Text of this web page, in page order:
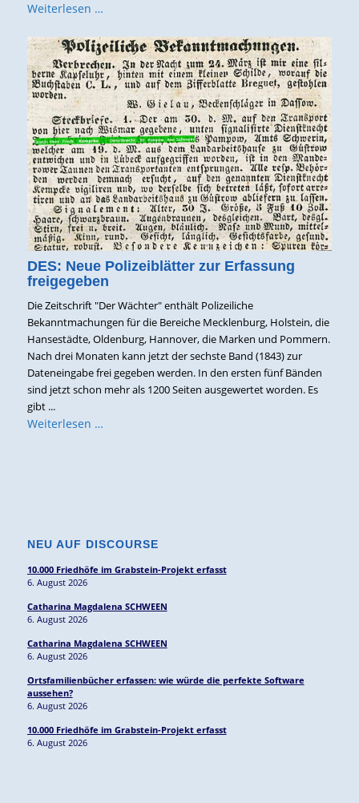
Weiterlesen …
DES: Neue Polizeiblätter zur Erfassung
freigegeben
Die Zeitschrift "Der Wächter" enthält Polizeiliche
Bekanntmachungen für die Bereiche Mecklenburg, Holstein, die
Hansestädte, Oldenburg, Hannover, die Marken und Pommern.
Nach drei Monaten kann jetzt der sechste Band (1843) zur
Dateneingabe frei gegeben werden. In den ersten fünf Bänden
sind jetzt schon mehr als 1200 Seiten ausgewertet worden. Es
gibt ...
Weiterlesen …
NEU AUF DISCOURSE
10.000 Friedhöfe im Grabstein-Projekt erfasst
6. August 2026
Catharina Magdalena SCHWEEN
6. August 2026
Catharina Magdalena SCHWEEN
6. August 2026
Ortsfamilienbücher erfassen: wie würde die perfekte Software
aussehen?
6. August 2026
10.000 Friedhöfe im Grabstein-Projekt erfasst
6. August 2026